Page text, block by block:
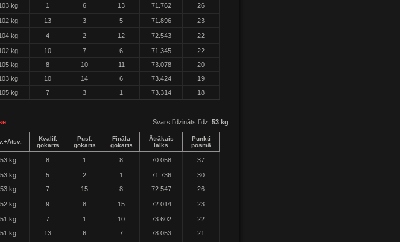
kg 1 6 13 71.762 26
kg 13 3 5 71.896 23
kg 4 2 12 72.543 22
kg 10 7 6 71.345
22
kg 8 10 11 73.078
20
kg 10 14 6 73.424
19
kg 7 3 1 73.314 18
Svars līdzināts līdz: 53 kg
Kvalif.
gokarts
Pusf.
gokarts
Fināla
gokarts
Ātrākais
laiks
Punkti
posmā
53 kg 8 1 8 70.058 37
53 kg 5 2 1 71.736
30
53 kg 7 15 8 72.547 26
52 kg 9 8 15 72.014 23
51 kg 7 1 10 73.602
22
51 kg 13 6 7 78.053
21